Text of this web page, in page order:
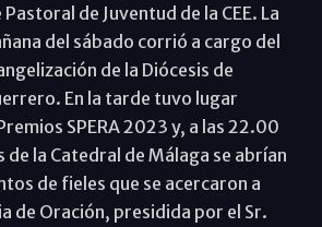
de Juventud de la CEE. La
del sábado corrió a cargo del
de la Diócesis de
En la tarde tuvo lugar
SPERA 2023 y, a las 22.00
la Catedral de Málaga se abrían
de fieles que se acercaron a
de Oración, presidida por el Sr.